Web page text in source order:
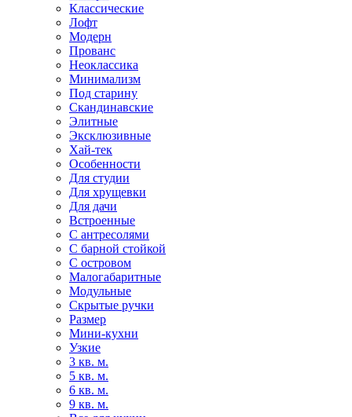
Классические
Лофт
Модерн
Прованс
Неоклассика
Минимализм
Под старину
Скандинавские
Элитные
Эксклюзивные
Хай-тек
Особенности
Для студии
Для хрущевки
Для дачи
Встроенные
С антресолями
С барной стойкой
С островом
Малогабаритные
Модульные
Скрытые ручки
Размер
Мини-кухни
Узкие
3 кв. м.
5 кв. м.
6 кв. м.
9 кв. м.